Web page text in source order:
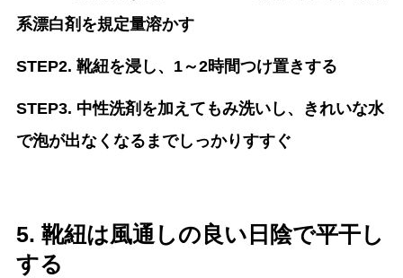
系漂白剤を規定量溶かす
STEP2. 靴紐を浸し、1～2時間つけ置きする
STEP3. 中性洗剤を加えてもみ洗いし、きれいな水
で泡が出なくなるまでしっかりすすぐ
5. 靴紐は風通しの良い日陰で平干し
する